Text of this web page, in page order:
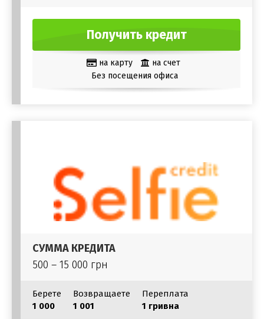
Получить кредит
на карту
на счет
Без посещения офиса
СУММА КРЕДИТА
500 – 15 000 грн
Берете
1 000
Возвращаете
1 001
Переплата
1 гривна